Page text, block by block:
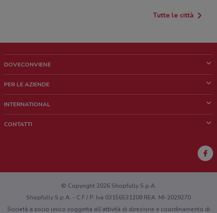
Tutte le città
DOVECONVIENE
Chi siamo
Lavora con noi
PER LE AZIENDE
Richieste commerciali e marketing
INTERNATIONAL
CONTATTI
Hai un malfunzionamento sul web o sull'app?
© Copyright 2026 Shopfully S.p.A.
Shopfully S.p.A. - C.F / P. Iva 03156531208 REA: MI-2029270
Società a socio unico soggetta all’attività di direzione e coordinamento di